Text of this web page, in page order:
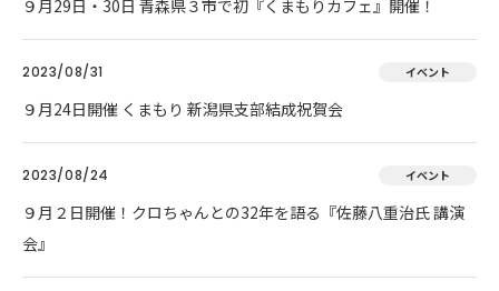
９月29日・30日 青森県３市で初『くまもりカフェ』開催！
2023/08/31 イベント
９月24日開催 くまもり 新潟県支部結成祝賀会
2023/08/24 イベント
９月２日開催！クロちゃんとの32年を語る『佐藤八重治氏 講演
会』